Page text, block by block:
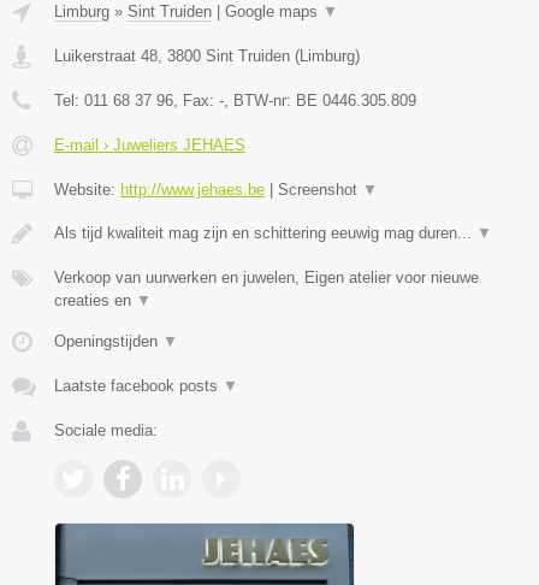
Limburg » Sint Truiden Google maps ▼
Luikerstraat 48, 3800 Sint Truiden (Limburg)
Tel: 011 68 37 96, Fax: -, BTW-nr: BE 0446.305.809
E-mail › Juweliers JEHAES
Website: http://www.jehaes.be Screenshot ▼
Als tijd kwaliteit mag zijn en schittering eeuwig mag duren... ▼
Verkoop van uurwerken en juwelen, Eigen atelier voor nieuwe
creaties en ▼
Openingstijden ▼
Laatste facebook posts ▼
Sociale media: